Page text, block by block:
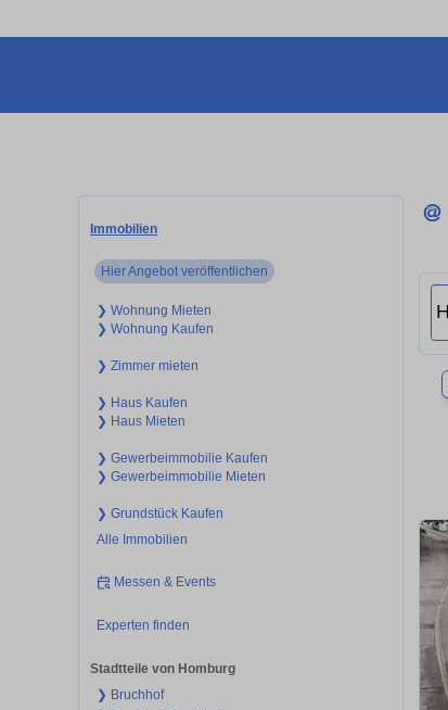
Immobilien
Hier Angebot veröffentlichen
❯ Wohnung Mieten
❯ Wohnung Kaufen
❯ Zimmer mieten
❯ Haus Kaufen
❯ Haus Mieten
❯ Gewerbeimmobilie Kaufen
❯ Gewerbeimmobilie Mieten
❯ Grundstück Kaufen
Alle Immobilien
Messen & Events
Experten finden
Stadtteile von Homburg
❯ Bruchhof